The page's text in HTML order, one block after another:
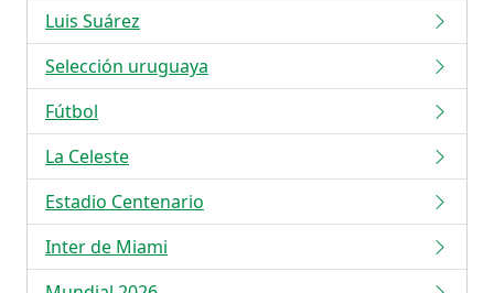
Luis Suárez
Selección uruguaya
Fútbol
La Celeste
Estadio Centenario
Inter de Miami